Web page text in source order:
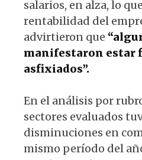
salarios, en alza, lo
rentabilidad del
advirtieron que
manifestaron estar
asfixiados”.
En el análisis por
sectores evaluados
disminuciones en
mismo período del